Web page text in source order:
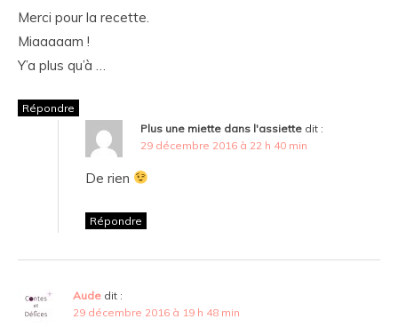
Merci pour la recette.
Miaaaaam !
Y’a plus qu’à …
Répondre
Plus une miette dans l'assiette dit :
29 décembre 2016 à 22 h 40 min
De rien
Répondre
Aude dit :
29 décembre 2016 à 19 h 48 min